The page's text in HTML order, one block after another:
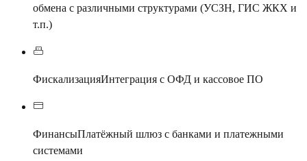
обмена с различными структурами (УСЗН, ГИС ЖКХ и
т.п.)
ФискализацияИнтеграция с ОФД и кассовое ПО
ФинансыПлатёжный шлюз с банками и платежными
системами